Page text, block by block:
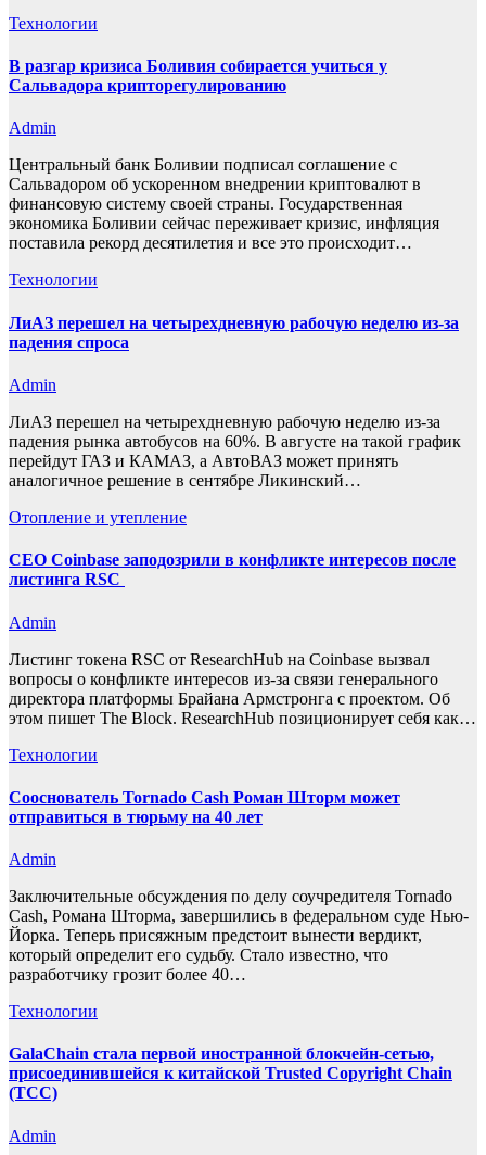
Технологии
В разгар кризиса Боливия собирается учиться у
Сальвадора крипторегулированию
Admin
Центральный банк Боливии подписал соглашение с
Сальвадором об ускоренном внедрении криптовалют в
финансовую систему своей страны. Государственная
экономика Боливии сейчас переживает кризис, инфляция
поставила рекорд десятилетия и все это происходит…
Технологии
ЛиАЗ перешел на четырехдневную рабочую неделю из-за
падения спроса
Admin
ЛиАЗ перешел на четырехдневную рабочую неделю из-за
падения рынка автобусов на 60%. В августе на такой график
перейдут ГАЗ и КАМАЗ, а АвтоВАЗ может принять
аналогичное решение в сентябре Ликинский…
Отопление и утепление
CEO Coinbase заподозрили в конфликте интересов после
листинга RSC
Admin
Листинг токена RSC от ResearchHub на Coinbase вызвал
вопросы о конфликте интересов из-за связи генерального
директора платформы Брайана Армстронга с проектом. Об
этом пишет The Block. ResearchHub позиционирует себя как…
Технологии
Сооснователь Tornado Cash Роман Шторм может
отправиться в тюрьму на 40 лет
Admin
Заключительные обсуждения по делу соучредителя Tornado
Cash, Романа Шторма, завершились в федеральном суде Нью-
Йорка. Теперь присяжным предстоит вынести вердикт,
который определит его судьбу. Стало известно, что
разработчику грозит более 40…
Технологии
GalaChain стала первой иностранной блокчейн-сетью,
присоединившейся к китайской Trusted Copyright Chain
(TCC)
Admin